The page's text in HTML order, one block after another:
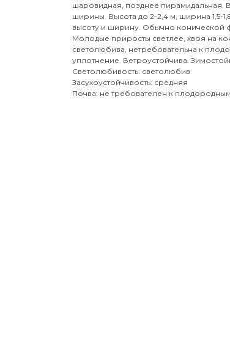
шаровидная, позднее пирамидальная. В
ширины. Высота до 2-2,4 м, ширина 1,5-
высоту и ширину. Обычно конической
Молодые приросты светлее, хвоя на
светолюбива, нетребовательна к
уплотнение. Ветроустойчива.
Светолюбивость: светолюбив
Засухоустойчивость: средняя
Почва: не требователен к